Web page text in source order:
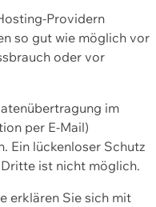
Providern
so gut wie möglich vor
oder vor
im
per E-Mail)
Ein lückenloser Schutz
ist nicht möglich.
erklären Sie sich mit